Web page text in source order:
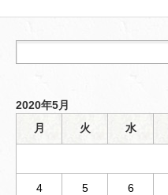
2020年5月
月
火 水
4 5 6